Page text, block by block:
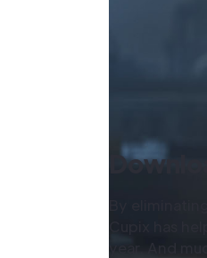
By
Cupix has
year. And